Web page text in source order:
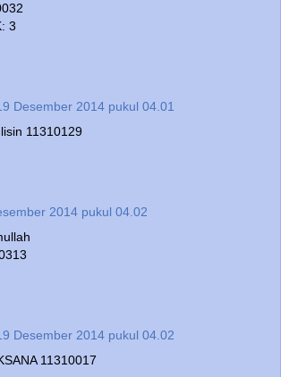
3
Desember 2014 pukul 04.01
11310129
2014 pukul 04.02
Desember 2014 pukul 04.02
11310017